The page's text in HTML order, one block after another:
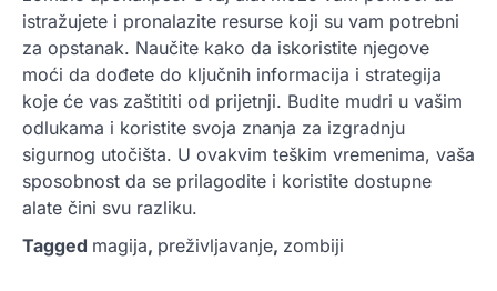
istražujete i pronalazite resurse koji su vam potrebni
za opstanak. Naučite kako da iskoristite njegove
moći da dođete do ključnih informacija i strategija
koje će vas zaštititi od prijetnji. Budite mudri u vašim
odlukama i koristite svoja znanja za izgradnju
sigurnog utočišta. U ovakvim teškim vremenima, vaša
sposobnost da se prilagodite i koristite dostupne
alate čini svu razliku.
Tagged magija, preživljavanje, zombiji